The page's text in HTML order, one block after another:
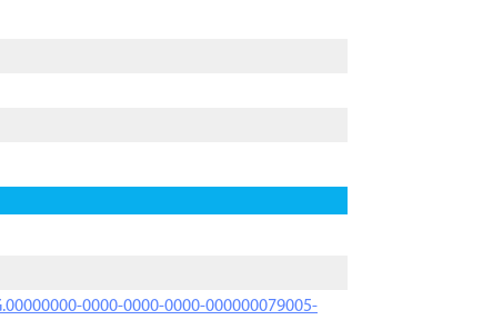
0000-0000-0000-000000079005-